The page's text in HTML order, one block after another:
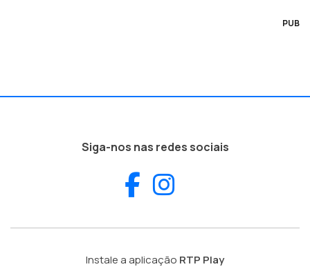
PUB
Siga-nos nas redes sociais
Facebook
Instale a aplicação RTP Play